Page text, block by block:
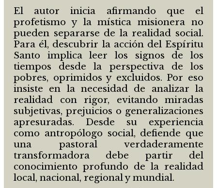
El autor inicia afirmando que el
profetismo y la mística misionera no
pueden separarse de la realidad social.
Para él, descubrir la acción del Espíritu
Santo implica leer los signos de los
tiempos desde la perspectiva de los
pobres, oprimidos y excluidos. Por eso
insiste en la necesidad de analizar la
realidad con rigor, evitando miradas
subjetivas, prejuicios o generalizaciones
apresuradas. Desde su experiencia
como antropólogo social, defiende que
una pastoral verdaderamente
transformadora debe partir del
conocimiento profundo de la realidad
local, nacional, regional y mundial.